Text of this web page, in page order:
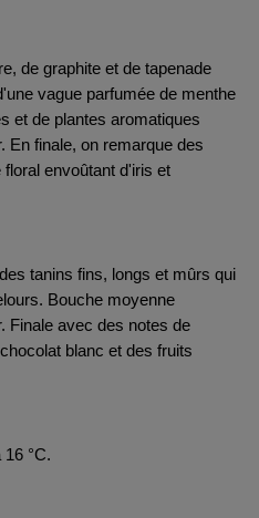
de graphite et de tapenade
vague parfumée de menthe
et de plantes aromatiques
En finale, on remarque des
envoûtant d'iris et
tanins fins, longs et mûrs qui
Bouche moyenne
Finale avec des notes de
blanc et des fruits
°C.